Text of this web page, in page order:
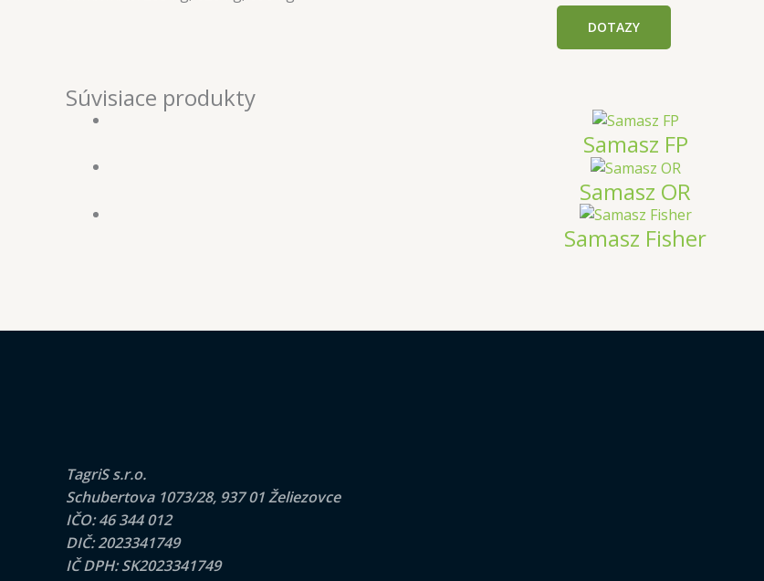
DOTAZY
Súvisiace produkty
Samasz FP
Samasz OR
Samasz Fisher
TagriS s.r.o.
Schubertova 1073/28, 937 01 Želiezovce
IČO: 46 344 012
DIČ: 2023341749
IČ DPH: SK2023341749